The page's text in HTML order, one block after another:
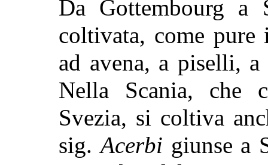
Da Gottembourg a
coltivata, come pure
ad avena, a piselli,
Nella Scania, che
Svezia, si coltiva
sig.Acerbi giunse a